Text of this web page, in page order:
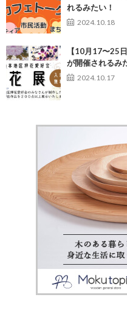
れるみたい！
2024.10.18
【10月17〜25
が開催されるみ
2024.10.17